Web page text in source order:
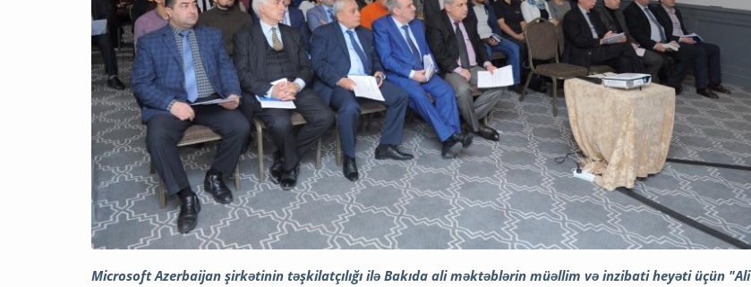
Microsoft Azerbaijan şirkətinin təşkilatçılığı ilə Bakıda ali məktəblərin müəllim və inzibati heyəti üçün "Ali